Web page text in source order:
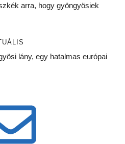
arra, hogy gyöngyösiek
lány, egy hatalmas európai